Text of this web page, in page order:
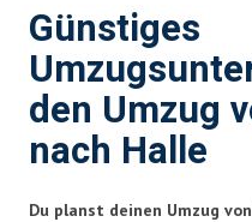
Günstiges
den Umzug
nach Halle
Du planst deinen Umzug